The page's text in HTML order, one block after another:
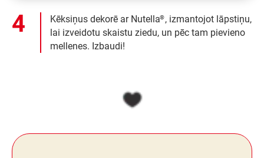
Kēksiņus dekorē ar Nutella®, izmantojot lāpstiņu,
lai izveidotu skaistu ziedu, un pēc tam pievieno
mellenes. Izbaudi!